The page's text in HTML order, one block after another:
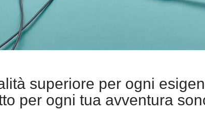
superiore per ogni
per ogni tua avventura